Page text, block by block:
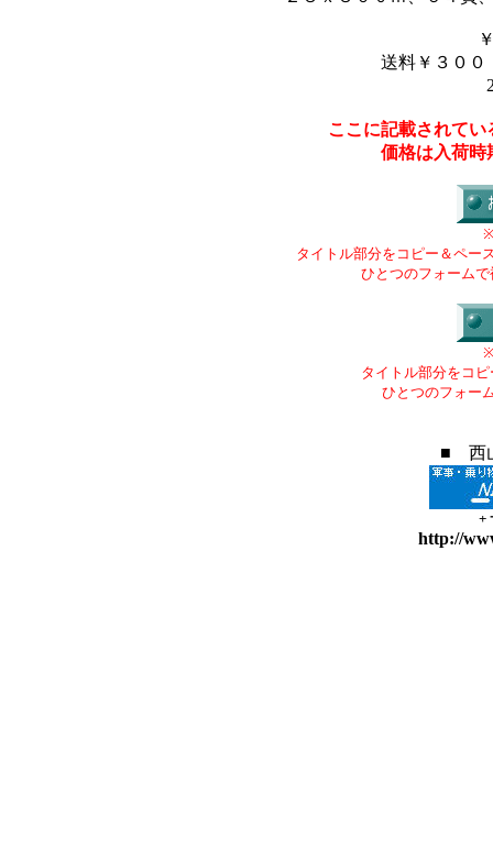
送料￥３００
ここに記載されて
価格は入荷時
タイトル部分をコピー＆ペー
ひとつのフォーム
タイトル部分をコ
ひとつのフォー
■ 西
+
http://